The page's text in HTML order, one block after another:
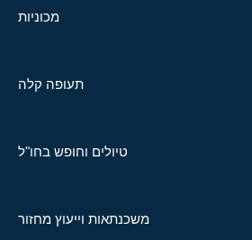
מכוניות
תעופה קלה
טיולים וחופש בחו"ל
משכנתאות וייעוץ מחזור